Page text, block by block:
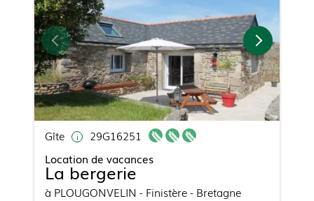
Gîte
29G16251
Location de vacances
La bergerie
à PLOUGONVELIN - Finistère - Bretagne